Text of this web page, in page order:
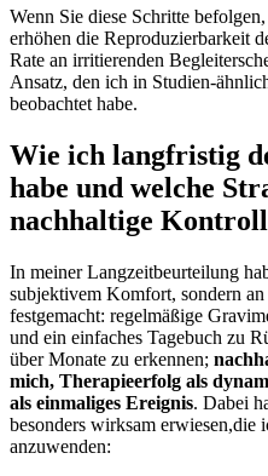
Wenn Sie ⁤diese Schritte‌
erhöhen ⁤die ​Reproduzierbarkeit
Rate an​ irritierenden
Ansatz,⁣ den ich in Studien-
beobachtet habe.
Wie ich langfristig
⁣habe ‌und‍ welche
nachhaltige
In meiner⁤ Langzeitbeurteilung
subjektivem Komfort, sondern an
festgemacht: regelmäßige
‌und⁢ ein einfaches‌ Tagebuch‌ zu
über Monate zu erkennen;
mich,‌ Therapieerfolg als
als einmaliges Ereignis. ‍Dabei
⁢besonders wirksam erwiesen,die
anzuwenden: